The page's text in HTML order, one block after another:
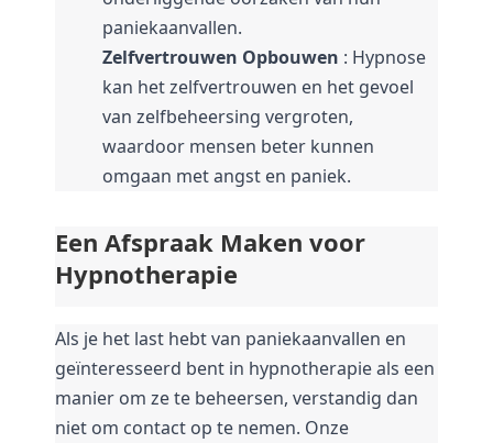
paniekaanvallen.
Zelfvertrouwen Opbouwen : Hypnose
kan het zelfvertrouwen en het gevoel
van zelfbeheersing vergroten,
waardoor mensen beter kunnen
omgaan met angst en paniek.
Een Afspraak Maken voor
Hypnotherapie
Als je het last hebt van paniekaanvallen en
geïnteresseerd bent in hypnotherapie als een
manier om ze te beheersen, verstandig dan
niet om contact op te nemen. Onze